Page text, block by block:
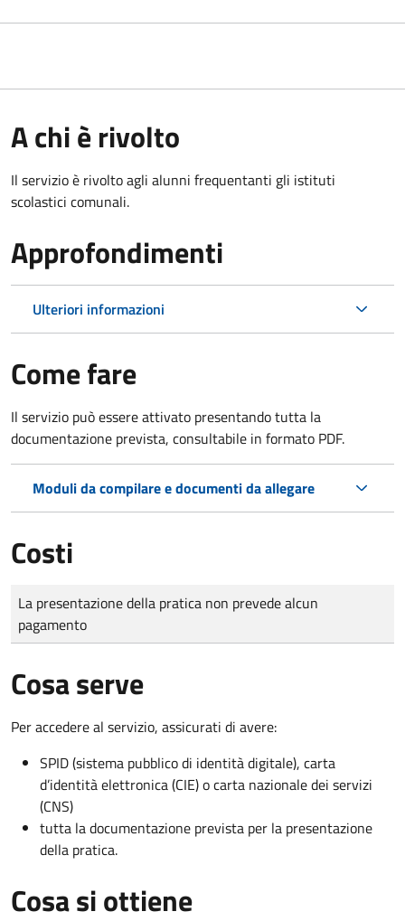
A chi è rivolto
Il servizio è rivolto agli alunni frequentanti gli istituti
scolastici comunali.
Approfondimenti
Ulteriori informazioni
Come fare
Il servizio può essere attivato presentando tutta la
documentazione prevista, consultabile in formato PDF.
Moduli da compilare e documenti da allegare
Costi
Tipo di pagamento
Importo
La presentazione della pratica non prevede alcun
pagamento
Cosa serve
Per accedere al servizio, assicurati di avere:
SPID (sistema pubblico di identità digitale), carta
d’identità elettronica (CIE) o carta nazionale dei servizi
(CNS)
tutta la documentazione prevista per la presentazione
della pratica.
Cosa si ottiene